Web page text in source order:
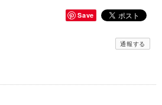
Save
通報する